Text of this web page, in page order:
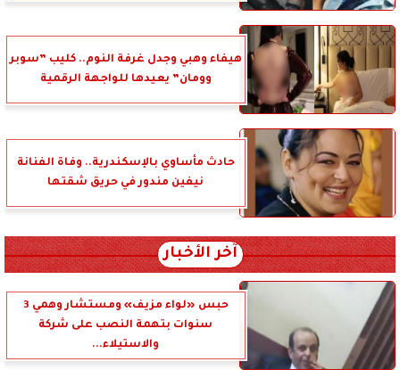
هيفاء وهبي وجدل غرفة النوم.. كليب ”سوبر
وومان” يعيدها للواجهة الرقمية
حادث مأساوي بالإسكندرية.. وفاة الفنانة
نيفين مندور في حريق شقتها
آخر الأخبار
حبس «لواء مزيف» ومستشار وهمي 3
سنوات بتهمة النصب على شركة
والاستيلاء...